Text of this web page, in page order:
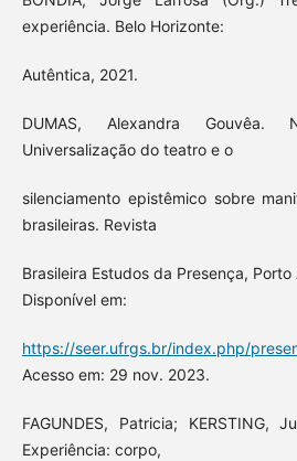
experiência. Belo Horizonte:
Autêntica, 2021.
DUMAS, Alexandra Gouvêa.
Universalização do teatro e o
silenciamento epistêmico sobre
brasileiras. Revista
Brasileira Estudos da Presença,
Disponível em:
https://seer.ufrgs.br/index.php/
Acesso em: 29 nov. 2023.
FAGUNDES, Patricia; KERSTING,
Experiência: corpo,